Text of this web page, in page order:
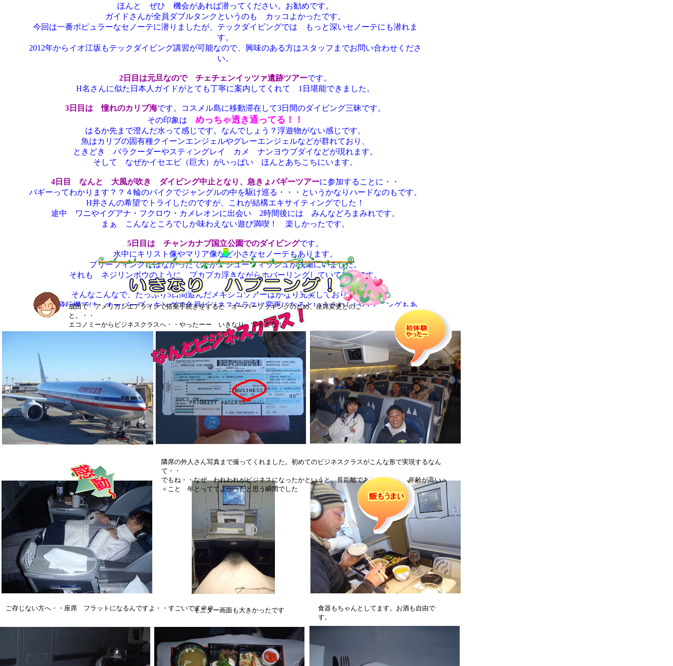
成田で アメリカンエアラインで搭乗手続きをすると オーバーブッキングのため、座席変更とのこ
と。・・
エコノミーからビジネスクラスへ・・やったーー いきなり ツイてる！
食器もちゃんとしてます。お酒も自由で
す。
モニター画面も大きかったです
ご存じない方へ・・座席 フラットになるんですよ・・すごいです＠＠
隣席の外人さん写真まで撮ってくれました。初めてのビジネスクラスがこんな形で実現するなん
て・・
でもね・・なぜ われわれがビジネスになったかというと、長距離でありなおかつ 年齢が高い＞
＜こと 年とっててよかったと思う瞬間でした
ほんと ぜひ 機会があれば潜ってください。お勧めです。
ガイドさんが全員ダブルタンクというのも カッコよかったです。
今回は一番ポピュラーなセノーテに潜りましたが、テックダイビングでは もっと深いセノーテにも潜れま
す。
2012年からイオ江坂もテックダイビング講習が可能なので、興味のある方はスタッフまでお問い合わせくださ
い。
2日目は元旦なので チェチェンイッツァ遺跡ツアーです。
H名さんに似た日本人ガイドがとても丁寧に案内してくれて 1日堪能できました。
3日目は 憧れのカリブ海です。コスメル島に移動滞在して3日間のダイビング三昧です。
その印象は めっちゃ透き通ってる！！
はるか先まで澄んだ水って感じです。なんでしょう？浮遊物がない感じです。
魚はカリブの固有種クイーンエンジェルやグレーエンジェルなどが群れており、
ときどき バラクーダーやスティングレイ カメ ナンヨウブダイなどが現れます。
そして なぜかイセエビ（巨大）がいっぱい ほんとあちこちにいます。
4日目 なんと 大風が吹き ダイビング中止となり、急きょバギーツアーに参加することに・・
バギーってわかります？？４輪のバイクでジャングルの中を駆け巡る・・・というかなりハードなのもです。
H井さんの希望でトライしたのですが、これが結構エキサイティングでした！
途中 ワニやイグアナ・フクロウ・カメレオンに出会い 2時間後には みんなどろまみれです。
まぁ こんなところでしか味わえない遊び満喫！ 楽しかったです。
5日目は チャンカナブ国立公園でのダイビングです。
水中にキリスト像やマリア像など小さなセノーテもあります。
ブリーフィングにはなかったですが、ジューフィッシュが浅瀬にいました。
それも ネジリンボウのように プカプカ浮きながらホバーリングしていて感動です。
そんなこんなで、たっぷり5日間遊んだメキシコツアーはかなり充実しておりました。
行きの飛行機では オーバーブッキングで全員ビジネスクラスに変更になるといううれしいハプニングもあ
いろんな意味で初体験ばかりのツアーでした。
参加いただいた H井さん T村さん ありがとうございました。
では 詳細ログです